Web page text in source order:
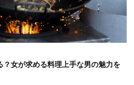
？女が求める料理上手な男の魅力を